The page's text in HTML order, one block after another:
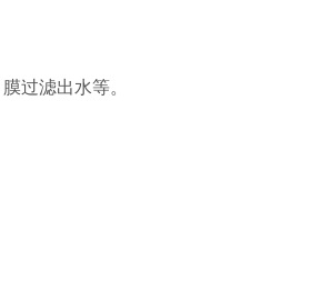
过滤出水等。